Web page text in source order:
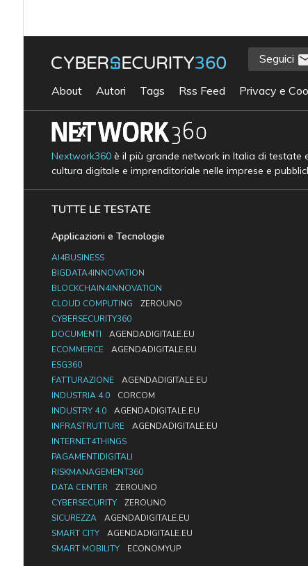
Seguici
About Autori Tags Rss Feed Privacy e
Nextwork360è il più grande network in Italia di testate
cultura digitale e imprenditoriale nelle imprese e
TUTTE LE TESTATE
Applicazioni e Tecnologie
AI4BUSINESS
BIGDATA4INNOVATION
BLOCKCHAIN4INNOVATION
CLOUD COMPUTING
ZEROUNO
CYBERSECURITY360
DOCUMENTI
AGENDADIGITALE.EU
ECOMMERCE
AGENDADIGITALE.EU
ESG360
FATTURAZIONE
AGENDADIGITALE.EU
INDUSTRIA 4.0
CORCOM
INDUSTRY 4.0
AGENDADIGITALE.EU
INFRASTRUTTURE
AGENDADIGITALE.EU
INTERNET4THINGS
PAGAMENTIDIGITALI
RISKMANAGEMENT360
DATA CENTER
ZEROUNO
CYBERSECURITY
ZEROUNO
SICUREZZA
AGENDADIGITALE.EU
SMART CITY
AGENDADIGITALE.EU
SMART MOBILITY
ECONOMYUP